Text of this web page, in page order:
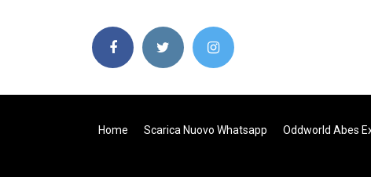
Home Scarica Nuovo Whatsapp Oddworld Abes